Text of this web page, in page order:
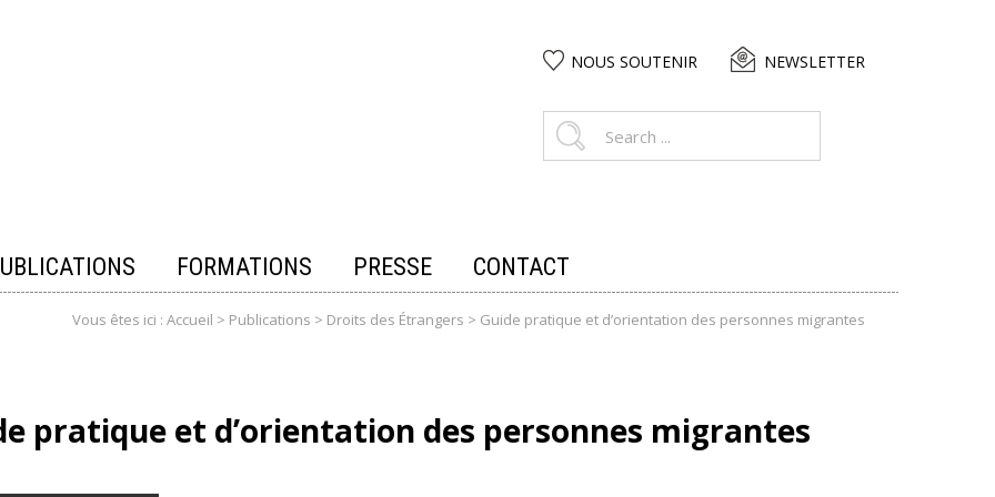
NOUS SOUTENIR NEWSLETTER
FORMATIONS PRESSE CONTACT
Vous êtes ici : Accueil > Publications > Droits des Étrangers > Guide pratique et d’orientation des personnes migrantes
pratique et d’orientation des personnes migrantes